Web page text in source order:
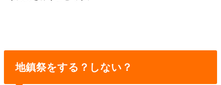
地鎮祭をする？しない？